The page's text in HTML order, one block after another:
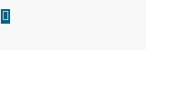
Correo